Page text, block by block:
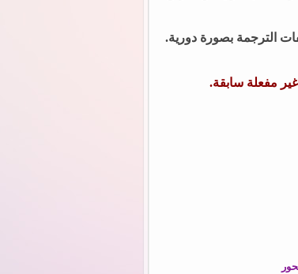
الترجمة بصورة دورية.
مفعلة سابقة.